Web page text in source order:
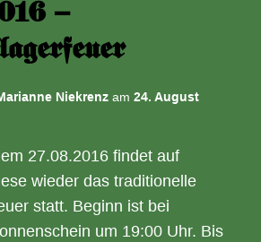
–
Niekrenz am 24. August
27.08.2016 findet auf
wieder das traditionelle
statt. Beginn ist bei
um 19:00 Uhr. Bis